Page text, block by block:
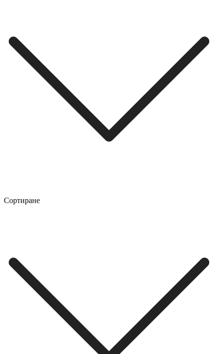
Сортиране